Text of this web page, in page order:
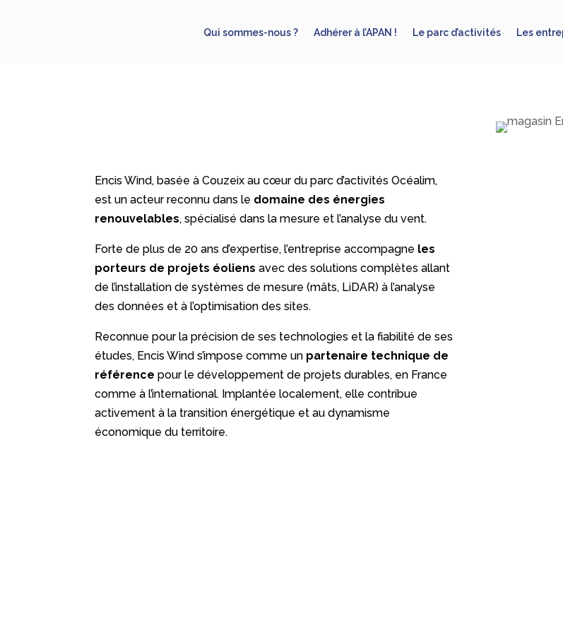
Qui sommes-nous ? Adhérer à l’APAN ! Le parc d’activités Les
Encis Wind, basée à Couzeix au cœur du parc d’activités Océalim,
est un acteur reconnu dans le domaine des énergies
renouvelables, spécialisé dans la mesure et l’analyse du vent.
Forte de plus de 20 ans d’expertise, l’entreprise accompagne les
porteurs de projets éoliens avec des solutions complètes allant
de l’installation de systèmes de mesure (mâts, LiDAR) à l’analyse
des données et à l’optimisation des sites.
Reconnue pour la précision de ses technologies et la fiabilité de ses
études, Encis Wind s’impose comme un partenaire technique de
référence pour le développement de projets durables, en France
comme à l’international. Implantée localement, elle contribue
activement à la transition énergétique et au dynamisme
économique du territoire.